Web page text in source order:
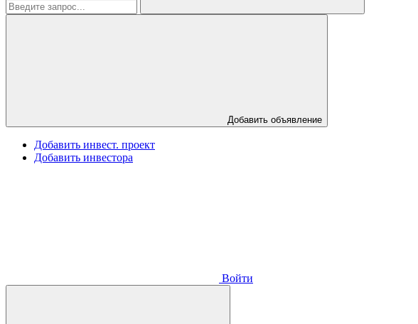
Добавить объявление
Добавить инвест. проект
Добавить инвестора
Войти